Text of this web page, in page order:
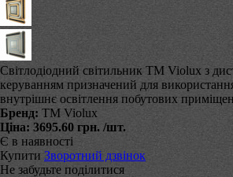
Світлодіодний світильник ТМ Violux з
керуванням призначений для
внутрішнє освітлення побутових
Бренд: ТМ Violux
Ціна: 3695.60 грн. /шт.
Є в наявності
Купити Зворотний дзвінок
Не забудьте поділитися